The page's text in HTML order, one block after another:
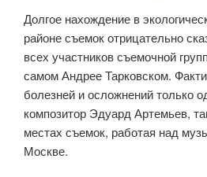
Долгое нахождение в
районе съемок отрицательно
всех участников съемочной
самом Андрее Тарковском.
болезней и осложнений только
композитор Эдуард Артемьев,
местах съемок, работая над
Москве.